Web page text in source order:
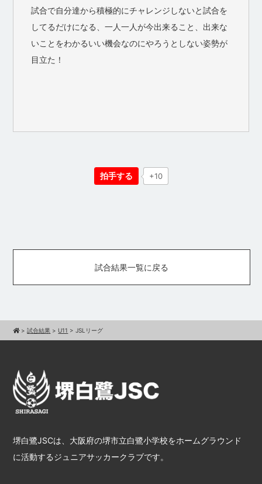
試合で自分達から積極的にチャレンジしないと試合を
してるだけになる、一人一人が今出来ること、出来な
いことをわかるいい機会なのにやろうとしない姿勢が
目立た！
拍手する +10
試合結果一覧に戻る
>試合結果 > U11 >JSLリーグ
堺白鷺JSCは、大阪府の堺市立白鷺小学校をホームグラウンド
に活動するジュニアサッカークラブです。